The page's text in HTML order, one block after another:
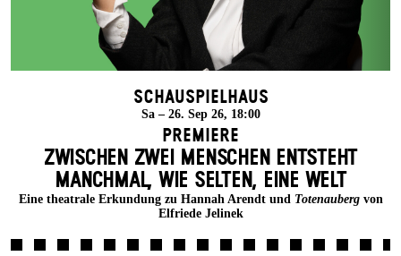
Schauspielhaus
Sa – 26. Sep 26, 18:00
Premiere
ZWISCHEN ZWEI MENSCHEN ENT­STEHT
MANCH­MAL, WIE SELTEN, EINE WELT
Eine theatrale Erkundung zu Hannah Arendt und Totenaubergvon
Elfriede Jelinek